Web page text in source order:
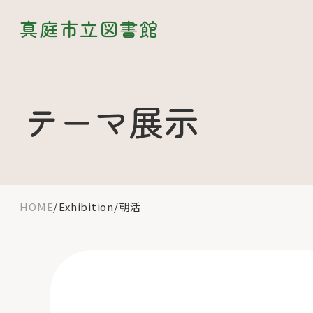
真庭市立図書館
テーマ展示
HOME Exhibition 朝活